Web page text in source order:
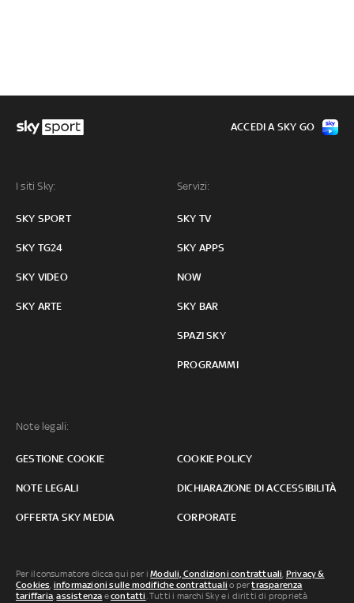
I siti Sky:
SKY SPORT
SKY TG24
SKY VIDEO
SKY ARTE
Servizi:
SKY TV
SKY APPS
NOW
SKY BAR
SPAZI SKY
PROGRAMMI
Note legali:
GESTIONE COOKIE COOKIE POLICY
NOTE LEGALI DICHIARAZIONE DI ACCESSIBILITÀ
OFFERTA SKY MEDIA CORPORATE
ACCEDI A SKY GO
Per il consumatore clicca qui per iModuli, Condizioni contrattuali Privacy &
Cookies informazioni sulle modifiche contrattuali o pertrasparenza
tariffaria ,assistenza econtatti . Tutti i marchi Sky e i diritti di proprietà